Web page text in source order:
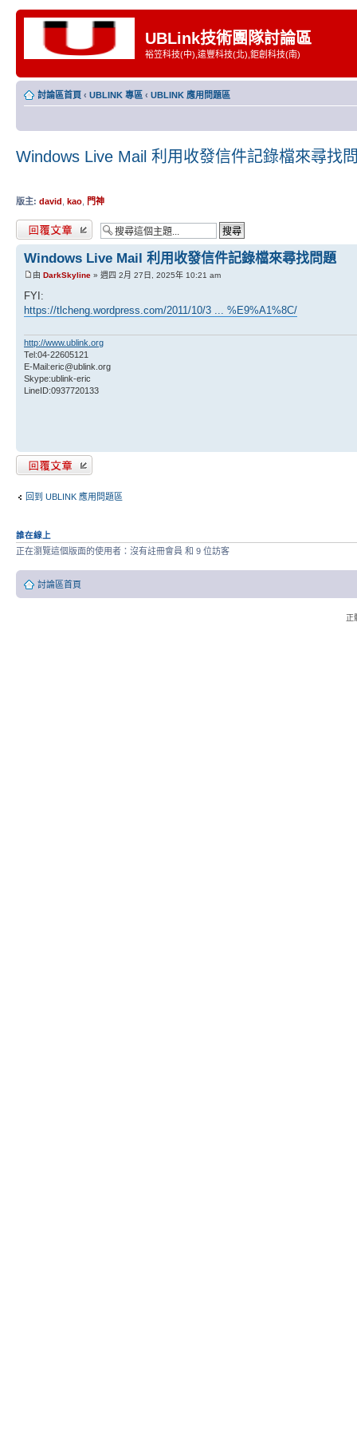
UBLink技術團隊討論區
裕笠科技(中),遠豐科技(北),鉅創科技(南)
討論區首頁 ‹ UBLINK 專區 ‹ UBLINK 應用問題區
Windows Live Mail 利用收發信件記錄檔來尋找
版主: david kao 門神
發表回覆
Windows Live Mail 利用收發信件記錄檔來尋找問題
由 DarkSkyline » 週四 2月 27日, 2025年 10:21 am
FYI:
https://tlcheng.wordpress.com/2011/10/3 ... %E9%A1%8C/
http://www.ublink.org
Tel:04-22605121
E-Mail:eric@ublink.org
Skype:ublink-eric
LineID:0937720133
發表回覆
回到 UBLINK 應用問題區
誰在線上
正在瀏覽這個版面的使用者：沒有註冊會員 和 9 位訪客
討論區首頁
正